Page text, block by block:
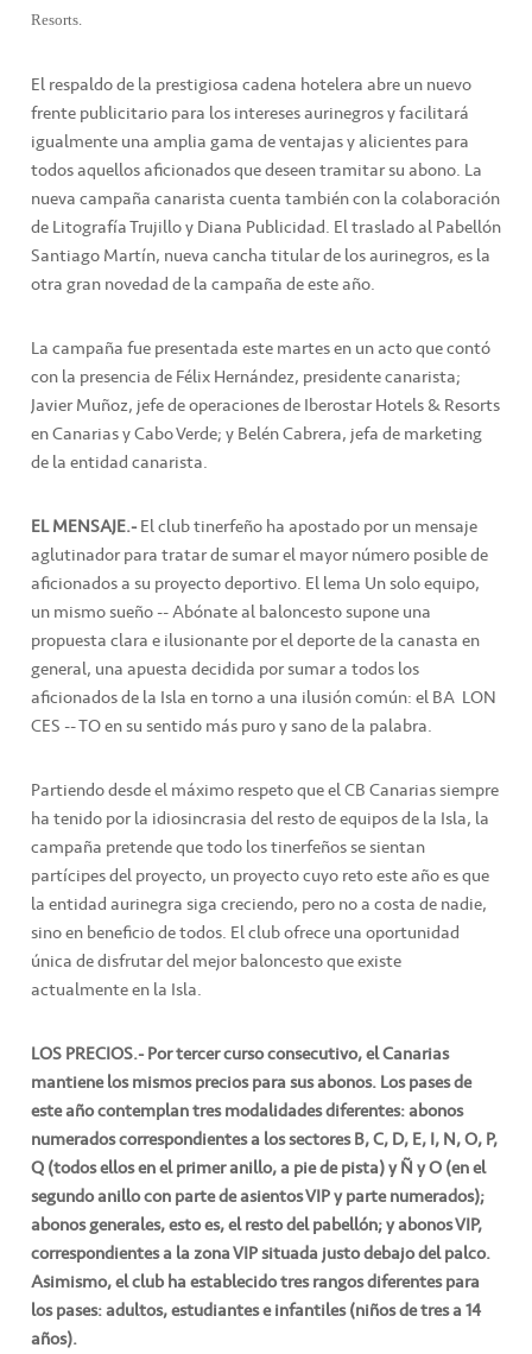
Resorts.
El respaldo de la prestigiosa cadena hotelera abre un nuevo
frente publicitario para los intereses aurinegros y facilitará
igualmente una amplia gama de ventajas y alicientes para
todos aquellos aficionados que deseen tramitar su abono. La
nueva campaña canarista cuenta también con la colaboración
de Litografía Trujillo y Diana Publicidad. El traslado al Pabellón
Santiago Martín, nueva cancha titular de los aurinegros, es la
otra gran novedad de la campaña de este año.
La campaña fue presentada este martes en un acto que contó
con la presencia de Félix Hernández, presidente canarista;
Javier Muñoz, jefe de operaciones de Iberostar Hotels & Resorts
en Canarias y Cabo Verde; y Belén Cabrera, jefa de marketing
de la entidad canarista.
EL MENSAJE.-El club tinerfeño ha apostado por un mensaje
aglutinador para tratar de sumar el mayor número posible de
aficionados a su proyecto deportivo. El lema Un solo equipo,
un mismo sueño -- Abónate al baloncesto supone una
propuesta clara e ilusionante por el deporte de la canasta en
general, una apuesta decidida por sumar a todos los
aficionados de la Isla en torno a una ilusión común: el BA  LON 
CES -- TO en su sentido más puro y sano de la palabra.
Partiendo desde el máximo respeto que el CB Canarias siempre
ha tenido por la idiosincrasia del resto de equipos de la Isla, la
campaña pretende que todo los tinerfeños se sientan
partícipes del proyecto, un proyecto cuyo reto este año es que
la entidad aurinegra siga creciendo, pero no a costa de nadie,
sino en beneficio de todos. El club ofrece una oportunidad
única de disfrutar del mejor baloncesto que existe
actualmente en la Isla.
LOS PRECIOS.- Por tercer curso consecutivo, el Canarias
mantiene los mismos precios para sus abonos. Los pases de
este año contemplan tres modalidades diferentes: abonos
numerados correspondientes a los sectores B, C, D, E, I, N, O, P,
Q (todos ellos en el primer anillo, a pie de pista) y Ñ y O (en el
segundo anillo con parte de asientos VIP y parte numerados);
abonos generales, esto es, el resto del pabellón; y abonos VIP,
correspondientes a la zona VIP situada justo debajo del palco.
Asimismo, el club ha establecido tres rangos diferentes para
los pases: adultos, estudiantes e infantiles (niños de tres a 14
años).